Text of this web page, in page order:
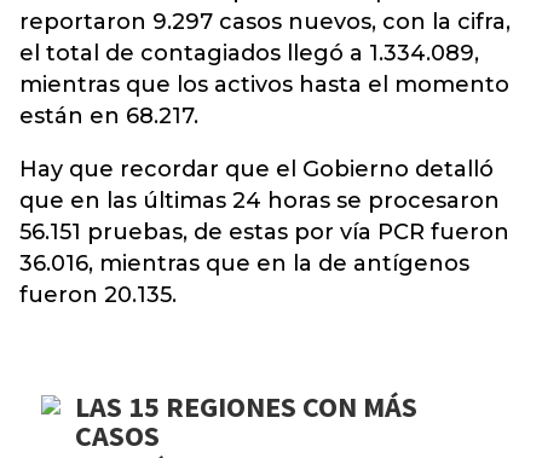
reportaron 9.297 casos nuevos, con la cifra,
el total de contagiados llegó a 1.334.089,
mientras que los activos hasta el momento
están en 68.217.
Hay que recordar que el Gobierno detalló
que en las últimas 24 horas se procesaron
56.151 pruebas, de estas por vía PCR fueron
36.016, mientras que en la de antígenos
fueron 20.135.